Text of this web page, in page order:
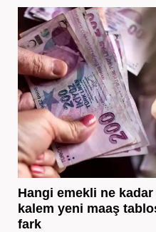
Hangi emekli ne
kalem yeni maaş
fark